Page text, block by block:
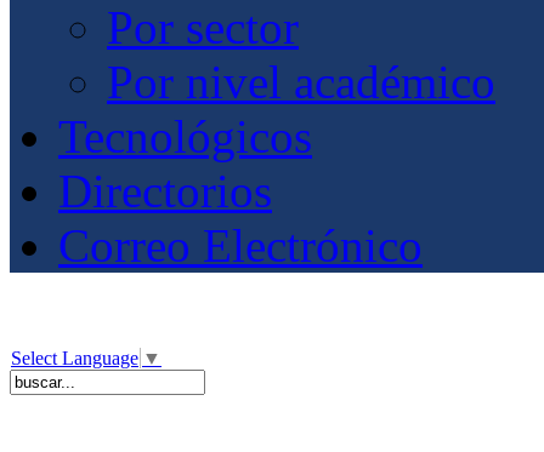
Por sector
Por nivel académico
Tecnológicos
Directorios
Correo Electrónico
Select Language ▼